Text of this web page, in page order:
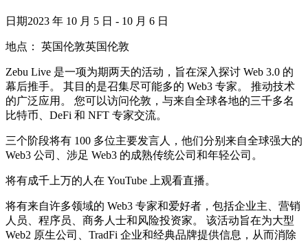
日期2023 年 10 月 5 日 - 10 月 6 日
地点： 英国伦敦英国伦敦
Zebu Live 是一项为期两天的活动，旨在深入探讨 Web 3.0 的
幕后推手。 其目的是召集尽可能多的 Web3 专家。 推动技术
的广泛应用。 您可以访问伦敦，与来自全球各地的三千多名
比特币、DeFi 和 NFT 专家交流。
三个阶段将有 100 多位主要发言人，他们分别来自全球强大的
Web3 公司、涉足 Web3 的成熟传统公司和年轻公司。
将有成千上万的人在 YouTube 上观看直播。
将有来自许多领域的 Web3 专家和爱好者，包括企业主、营销
人员、程序员、商务人士和风险投资家。 该活动旨在为大型
Web2 原生公司、TradFi 企业和经典品牌提供信息，从而消除